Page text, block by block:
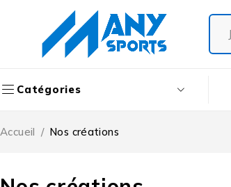
Catégories
Accueil / Nos créations